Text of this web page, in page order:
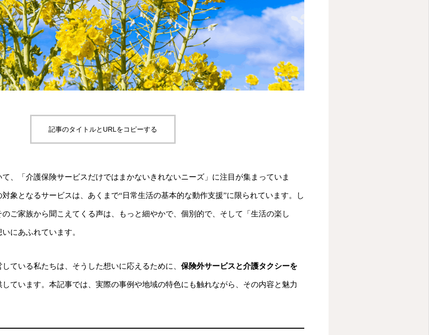
記事のタイトルとURLをコピーする
、「介護保険サービスだけではまかないきれないニーズ」に注目が集まっていま
象となるサービスは、あくまで“日常生活の基本的な動作支援”に限られています。し
ご家族から聞こえてくる声は、もっと細やかで、個別的で、そして「生活の楽し
にあふれています。
ている私たちは、そうした想いに応えるために、 保険外サービスと介護タクシーを
しています。本記事では、実際の事例や地域の特色にも触れながら、その内容と魅力